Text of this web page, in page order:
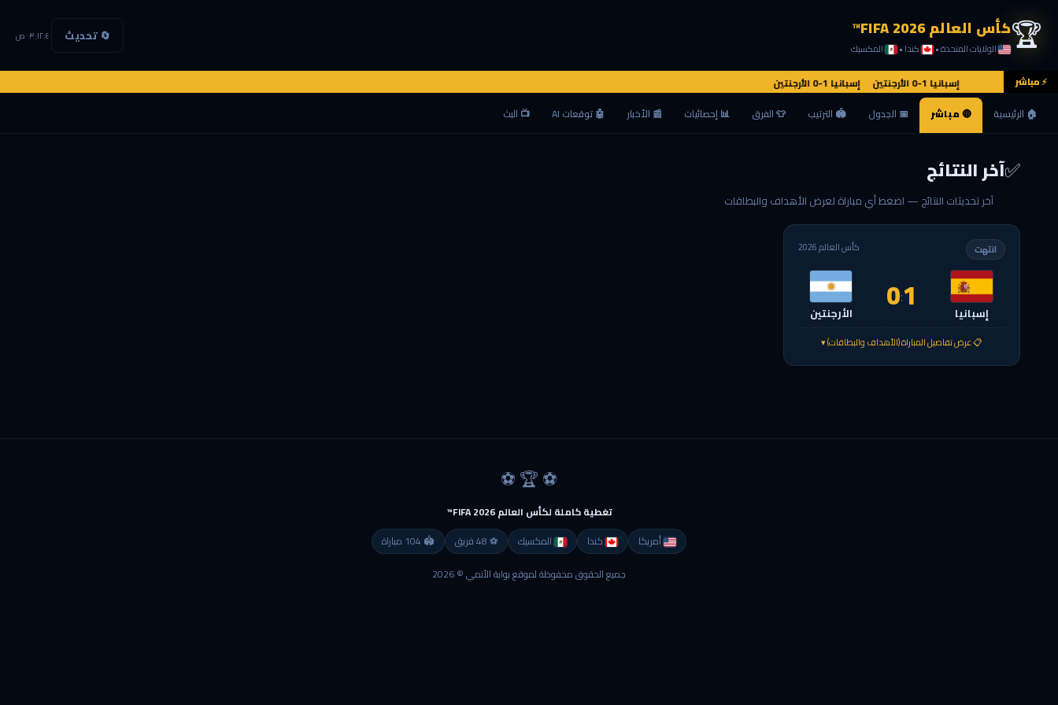
🏆كأس العالم FIFA 2026™
الولايات المتحدة • كندا • المكسيك
🔄 تحديث ٠٣:١٢:٤١ ص
⚡ مباشر
إسبانيا 1-0 الأرجنتين إسبانيا 1-0 الأرجنتين
🏠 الرئيسية
🔴 مباشر 📅 الجدول 🏟 الترتيب 👕 الفرق 📊 إحصائيات 📰 الأخبار 🤖 توقعات AI 📺 البث
✅آخر النتائج
آخر تحديثات النتائج — اضغط أي مباراة لعرض الأهداف والبطاقات
انتهت كأس العالم 2026
إسبانيا 1
:
0 الأرجنتين
📋 عرض تفاصيل المباراة (الأهداف والبطاقات) ▾
⚽ 🏆 ⚽
تغطية كاملة لكأس العالم FIFA 2026™
أمريكا
كندا المكسيك ⚽ 48 فريق
🏟 104 مباراة
جميع الحقوق محفوظة لموقع بوابة الأنمي © 2026